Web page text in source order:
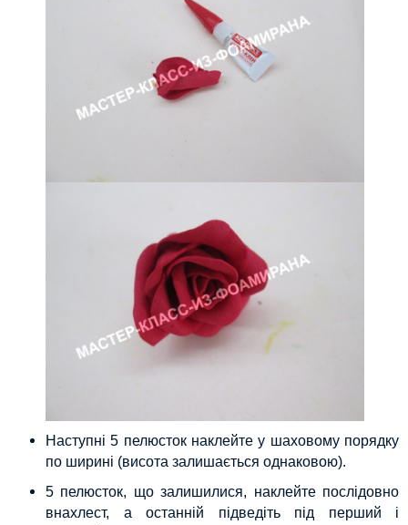
Наступні 5 пелюсток наклейте у шаховому порядку
по ширині (висота залишається однаковою).
5 пелюсток, що залишилися, наклейте послідовно
внахлест, а останній підведіть під перший і